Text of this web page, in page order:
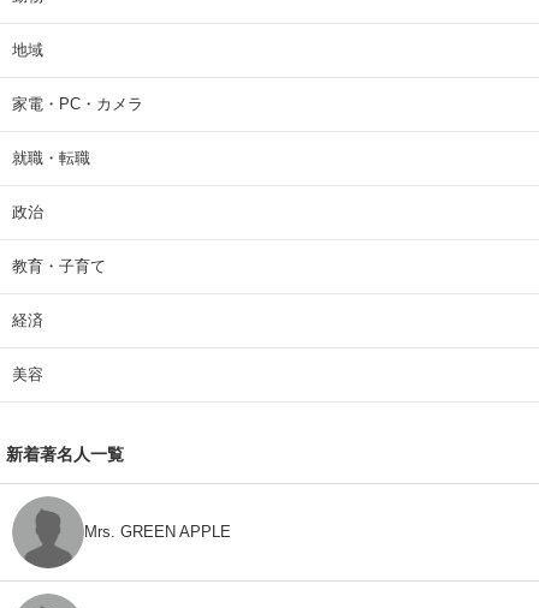
地域
家電・PC・カメラ
就職・転職
政治
教育・子育て
経済
美容
新着著名人一覧
Mrs. GREEN APPLE